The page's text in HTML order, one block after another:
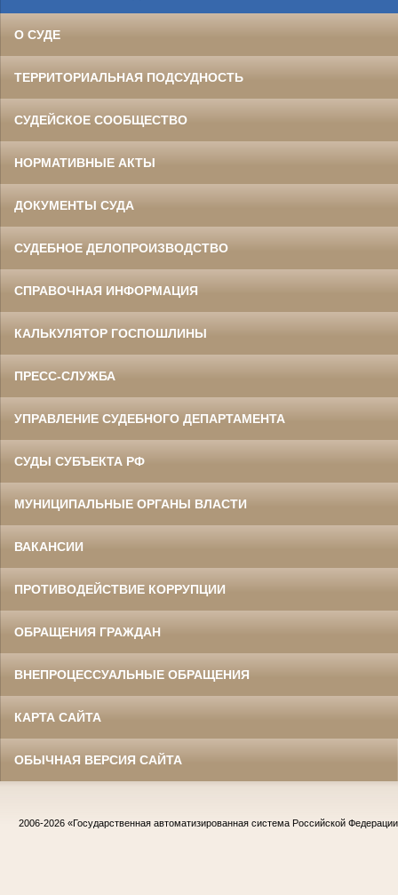
О СУДЕ
ТЕРРИТОРИАЛЬНАЯ ПОДСУДНОСТЬ
СУДЕЙСКОЕ СООБЩЕСТВО
НОРМАТИВНЫЕ АКТЫ
ДОКУМЕНТЫ СУДА
СУДЕБНОЕ ДЕЛОПРОИЗВОДСТВО
СПРАВОЧНАЯ ИНФОРМАЦИЯ
КАЛЬКУЛЯТОР ГОСПОШЛИНЫ
ПРЕСС-СЛУЖБА
УПРАВЛЕНИЕ СУДЕБНОГО ДЕПАРТАМЕНТА
СУДЫ СУБЪЕКТА РФ
МУНИЦИПАЛЬНЫЕ ОРГАНЫ ВЛАСТИ
ВАКАНСИИ
ПРОТИВОДЕЙСТВИЕ КОРРУПЦИИ
ОБРАЩЕНИЯ ГРАЖДАН
ВНЕПРОЦЕССУАЛЬНЫЕ ОБРАЩЕНИЯ
КАРТА САЙТА
ОБЫЧНАЯ ВЕРСИЯ САЙТА
2006-2026 «Государственная автоматизированная система Российской